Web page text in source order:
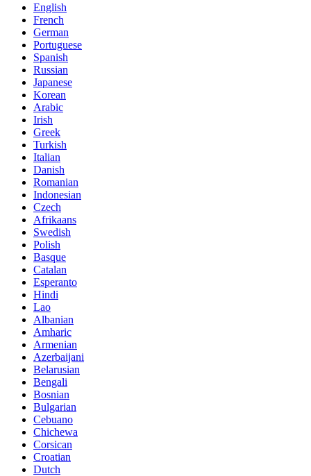
English
French
German
Portuguese
Spanish
Russian
Japanese
Korean
Arabic
Irish
Greek
Turkish
Italian
Danish
Romanian
Indonesian
Czech
Afrikaans
Swedish
Polish
Basque
Catalan
Esperanto
Hindi
Lao
Albanian
Amharic
Armenian
Azerbaijani
Belarusian
Bengali
Bosnian
Bulgarian
Cebuano
Chichewa
Corsican
Croatian
Dutch